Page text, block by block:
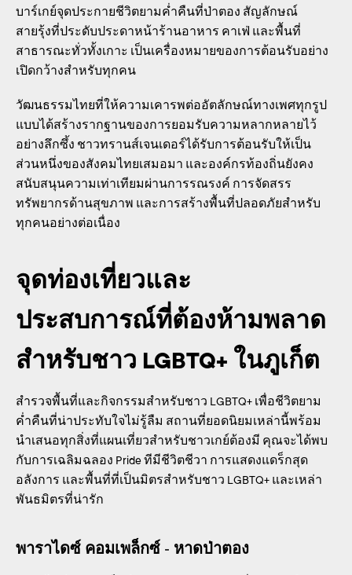
บาร์เกย์จุดประกายชีวิตยามค่ำคืนที่ป่าตอง สัญลักษณ์
สายรุ้งที่ประดับประดาหน้าร้านอาหาร คาเฟ่ และพื้นที่
สาธารณะทั่วทั้งเกาะ เป็นเครื่องหมายของการต้อนรับอย่าง
เปิดกว้างสำหรับทุกคน
วัฒนธรรมไทยที่ให้ความเคารพต่ออัตลักษณ์ทางเพศทุกรูป
แบบได้สร้างรากฐานของการยอมรับความหลากหลายไว้
อย่างลึกซึ้ง ชาวทรานส์เจนเดอร์ได้รับการต้อนรับให้เป็น
ส่วนหนึ่งของสังคมไทยเสมอมา และองค์กรท้องถิ่นยังคง
สนับสนุนความเท่าเทียมผ่านการรณรงค์ การจัดสรร
ทรัพยากรด้านสุขภาพ และการสร้างพื้นที่ปลอดภัยสำหรับ
ทุกคนอย่างต่อเนื่อง
จุดท่องเที่ยวและ
ประสบการณ์ที่ต้องห้ามพลาด
สำหรับชาว LGBTQ+ ในภูเก็ต
สำรวจพื้นที่และกิจกรรมสำหรับชาว LGBTQ+ เพื่อชีวิตยาม
ค่ำคืนที่น่าประทับใจไม่รู้ลืม สถานที่ยอดนิยมเหล่านี้พร้อม
นำเสนอทุกสิ่งที่แผนเที่ยวสำหรับชาวเกย์ต้องมี คุณจะได้พบ
กับการเฉลิมฉลอง Pride ทีมีชีวิตชีวา การแสดงแดร็กสุด
อลังการ และพื้นที่ที่เป็นมิตรสำหรับชาว LGBTQ+ และเหล่า
พันธมิตรที่น่ารัก
พาราไดซ์ คอมเพล็กซ์ - หาดป่าตอง